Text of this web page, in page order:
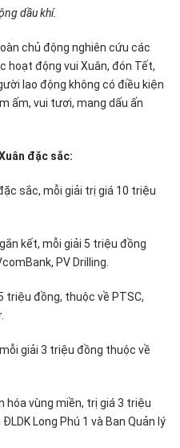
dầu khí.
chủ động nghiên cứu các
hoạt động vui Xuân, đón Tết,
lao động không có điều kiện
ấm, vui tươi, mang dấu ấn
đặc sắc:
sắc, mỗi giải trị giá 10 triệu
kết, mỗi giải 5 triệu đồng
PV Drilling.
triệu đồng, thuộc về PTSC,
giải 3 triệu đồng thuộc về
hóa vùng miền, trị giá 3 triệu
Long Phú 1 và Ban Quản lý